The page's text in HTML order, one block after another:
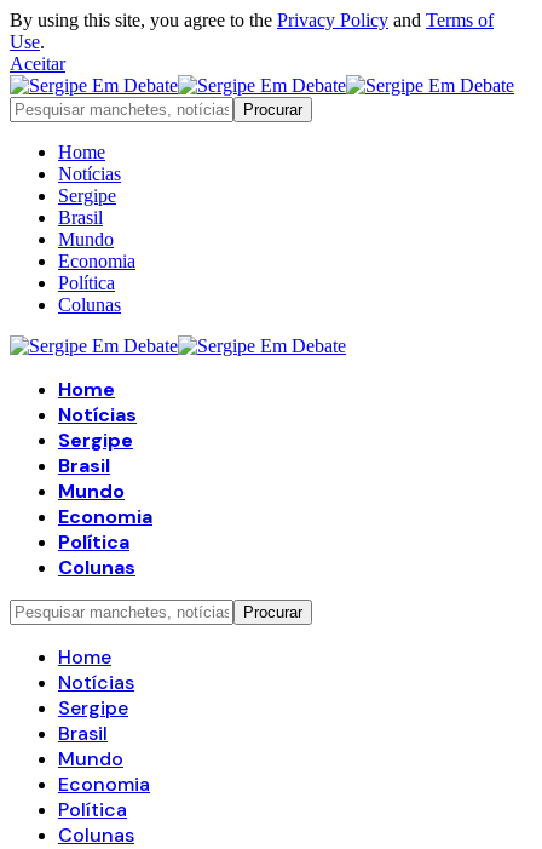
By using this site, you agree to the Privacy Policy and Terms of
Use.
Aceitar
Home
Notícias
Sergipe
Brasil
Mundo
Economia
Política
Colunas
Home
Notícias
Sergipe
Brasil
Mundo
Economia
Política
Colunas
Home
Notícias
Sergipe
Brasil
Mundo
Economia
Política
Colunas